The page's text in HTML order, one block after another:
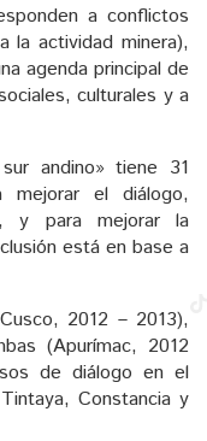
a conflictos
la actividad minera),
agenda principal de
culturales y a
andino» tiene 31
mejorar el diálogo,
y para mejorar la
está en base a
2012 – 2013),
(Apurímac, 2012
de diálogo en el
Constancia y